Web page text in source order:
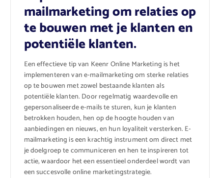
mailmarketing om relaties op
te bouwen met je klanten en
potentiële klanten.
Een effectieve tip van Keenr Online Marketing is het
implementeren van e-mailmarketing om sterke relaties
op te bouwen met zowel bestaande klanten als
potentiële klanten. Door regelmatig waardevolle en
gepersonaliseerde e-mails te sturen, kun je klanten
betrokken houden, hen op de hoogte houden van
aanbiedingen en nieuws, en hun loyaliteit versterken. E-
mailmarketing is een krachtig instrument om direct met
je doelgroep te communiceren en hen te inspireren tot
actie, waardoor het een essentieel onderdeel wordt van
een succesvolle online marketingstrategie.